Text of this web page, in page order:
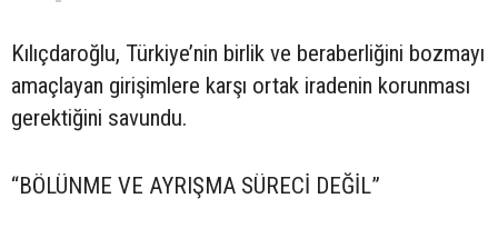
Kılıçdaroğlu, Türkiye’nin birlik ve beraberliğini bozmayı
amaçlayan girişimlere karşı ortak iradenin korunması
gerektiğini savundu.
“BÖLÜNME VE AYRIŞMA SÜRECİ DEĞİL”